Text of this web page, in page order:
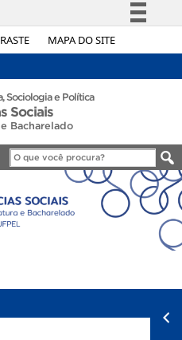
MAPA DO SITE
Simplifique!
Acesso à informação
Canais
Sociologia e Política
Sociais
Bacharelado